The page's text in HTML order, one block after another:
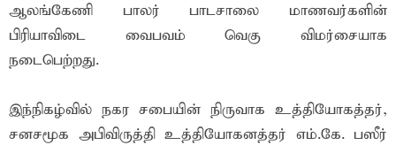
ஆலங்கேணி பாலர் பாடசாலை மாணவர்களின்
பிரியாவிடை வைபவம் வெகு விமர்சையாக
நடைபெற்றது.
இந்நிகழ்வில் நகர சபையின் நிருவாக உத்தியோகத்தர்,
சனசமூக அபிவிருத்தி உத்தியோகனத்தர் எம்.கே. பஸீர்